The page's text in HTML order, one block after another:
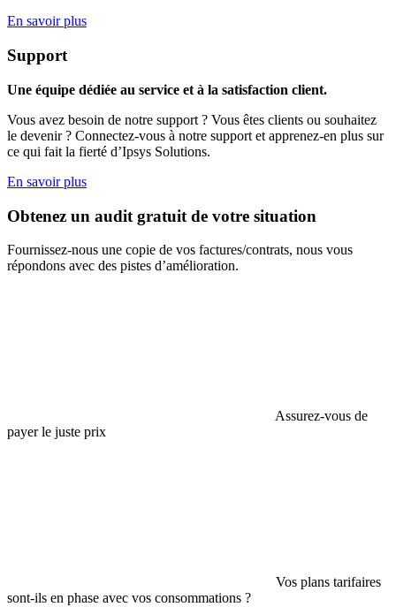
En savoir plus
Support
Une équipe dédiée au service et à la satisfaction client.
Vous avez besoin de notre support ? Vous êtes clients ou souhaitez
le devenir ? Connectez-vous à notre support et apprenez-en plus sur
ce qui fait la fierté d’Ipsys Solutions.
En savoir plus
Obtenez un audit gratuit de votre situation
Fournissez-nous une copie de vos factures/contrats, nous vous
répondons avec des pistes d’amélioration.
Assurez-vous de
payer le juste prix
Vos plans tarifaires
sont-ils en phase avec vos consommations ?